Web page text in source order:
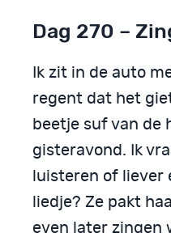
Dag 270 –
Ik zit in de auto
regent dat het
beetje suf van de
gisteravond. Ik
luisteren of liever
liedje? Ze pakt
even later zingen